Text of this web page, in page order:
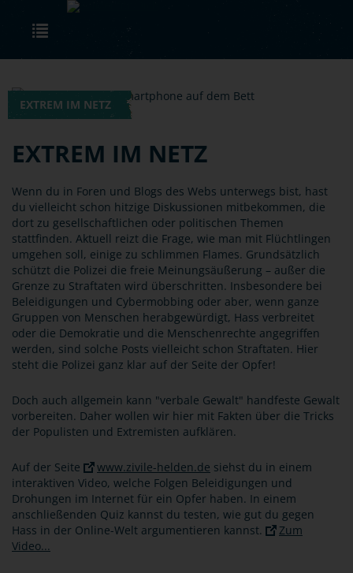
Skip to main content
EXTREM IM NETZ
EXTREM IM NETZ
Wenn du in Foren und Blogs des Webs unterwegs bist, hast
du vielleicht schon hitzige Diskussionen mitbekommen, die
dort zu gesellschaftlichen oder politischen Themen
stattfinden. Aktuell reizt die Frage, wie man mit Flüchtlingen
umgehen soll, einige zu schlimmen Flames. Grundsätzlich
schützt die Polizei die freie Meinungsäußerung – außer die
Grenze zu Straftaten wird überschritten. Insbesondere bei
Beleidigungen und Cybermobbing oder aber, wenn ganze
Gruppen von Menschen herabgewürdigt, Hass verbreitet
oder die Demokratie und die Menschenrechte angegriffen
werden, sind solche Posts vielleicht schon Straftaten. Hier
steht die Polizei ganz klar auf der Seite der Opfer!
Doch auch allgemein kann "verbale Gewalt" handfeste Gewalt
vorbereiten. Daher wollen wir hier mit Fakten über die Tricks
der Populisten und Extremisten aufklären.
Auf der Seite www.zivile-helden.de siehst du in einem
interaktiven Video, welche Folgen Beleidigungen und
Drohungen im Internet für ein Opfer haben. In einem
anschließenden Quiz kannst du testen, wie gut du gegen
Hass in der Online-Welt argumentieren kannst.
Zum
Video...